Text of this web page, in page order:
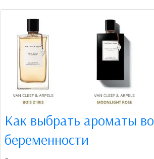
Как выбрать ароматы
беременности